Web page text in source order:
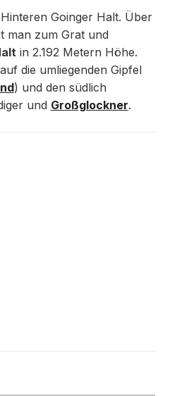
Goinger Halt. Über
man zum Grat und
in 2.192 Metern Höhe.
die umliegenden Gipfel
) und den südlich
und Großglockner.